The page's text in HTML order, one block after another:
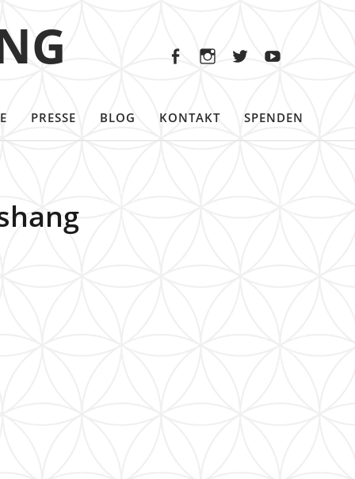
PRESSE BLOG KONTAKT SPENDEN